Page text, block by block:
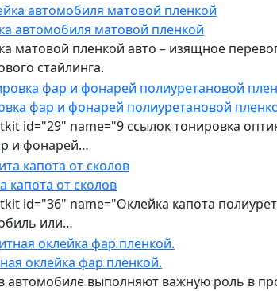
автомобиля матовой пленкой
матовой пленкой авто – изящное
стайлинга.
фар и фонарей полиуретановой
id="29" name="9 ссылок тонировка
и фонарей…
капота от сколов
id="36" name="Оклейка капота
или…
оклейка фар пленкой.
автомобиле выполняют важную роль в